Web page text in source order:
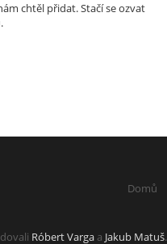
chtěl přidat. Stačí se ozvat
Domů
Róbert Varga a Jakub Matuš.